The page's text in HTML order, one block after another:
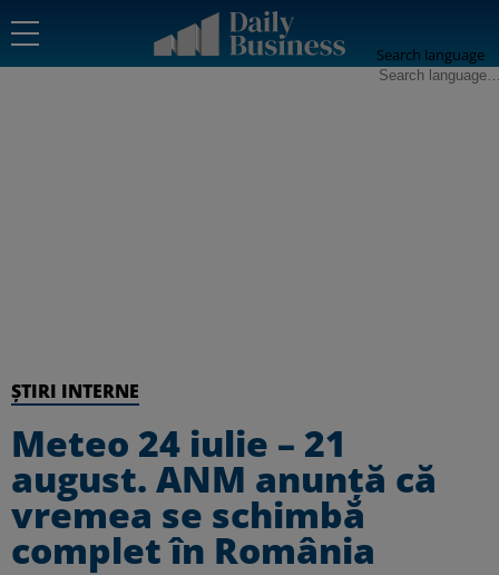
Search language
ȘTIRI INTERNE
Meteo 24 iulie – 21
august. ANM anunță că
vremea se schimbă
complet în România